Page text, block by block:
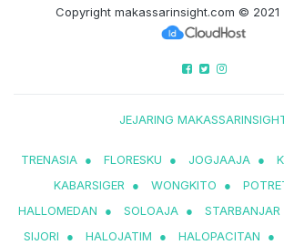
Copyright makassarinsight.com © 2021
JEJARING
TRENASIA ● FLORESKU ● JOGJAAJA ●
KABARSIGER ● WONGKITO ●
HALLOMEDAN
● SOLOAJA ● STARBANJAR
SIJORI
● HALOJATIM ● HALOPACITAN ●